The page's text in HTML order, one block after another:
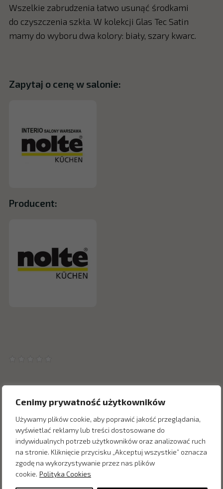
Cenimy prywatność użytkowników
Używamy plików cookie, aby poprawić jakość przeglądania,
wyświetlać reklamy lub treści dostosowane do
indywidualnych potrzeb użytkowników oraz analizować ruch
na stronie. Kliknięcie przycisku „Akceptuj wszystkie” oznacza
zgodę na wykorzystywanie przez nas plików
cookie. Polityka Cookies
Wszelkie zabrudzenia łatwo usunąć środkami
do czyszczenia szkła. W kolekcji Glas Tec Satin
mamy do wyboru dwa kolory: biały, szary kwarc.
Zapytaj o cenę w salonie:
Producent:
Inne produkty z kategorii